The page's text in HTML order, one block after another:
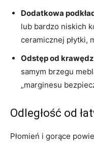
Dodatkowa
lub bardzo niskich
ceramicznej płytki,
Odstęp od
samym brzegu
„marginesu
Odległość od
Płomień i gorące